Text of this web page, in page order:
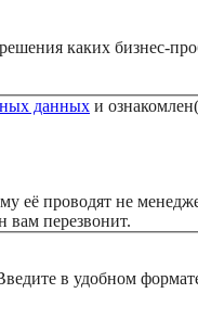
каких бизнес-
данных и
её проводят не
вам перезвонит.
в удобном